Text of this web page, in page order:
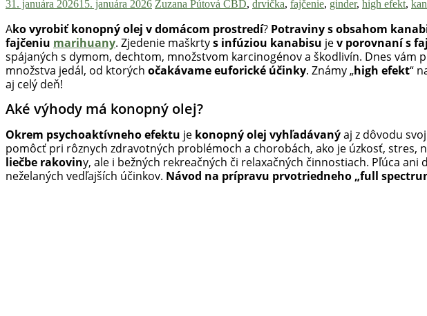
31. januára 202615. januára 2026 Zuzana Pútová CBD, drvička, fajčenie, ginder, high efekt,
Ako vyrobiť konopný olej v domácom prostredí? Potraviny s obsahom
fajčeniu marihuany. Zjedenie maškrtys infúziou kanabisu jev porovnaní s
spájaných s dymom, dechtom, množstvom karcinogénov a škodlivín. Dnes vám
množstva jedál, od ktorých očakávame euforické účinky. Známy „high efekt“
aj celý deň!
Aké výhody má konopný olej?
Okrem psychoaktívneho efektu je konopný olej vyhľadávanýaj z dôvodu
pomôcť pri rôznych zdravotných problémoch a chorobách, ako je úzkosť,
liečbe rakoviny, ale i bežných rekreačných či relaxačných činnostiach. Pľúca
neželaných vedľajších účinkov. Návod na prípravu prvotriedneho „full